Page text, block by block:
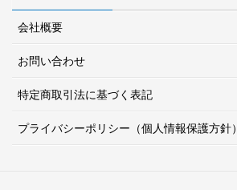
会社概要
お問い合わせ
特定商取引法に基づく表記
プライバシーポリシー（個人情報保護方針）